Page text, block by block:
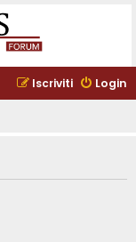
Login
Iscriviti